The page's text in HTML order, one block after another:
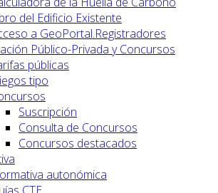
del Edificio Existente
a GeoPortal.Registradores
Público-Privada y Concursos
públicas
tipo
Suscripción
Consulta de Concursos
Concursos destacados
autonómica